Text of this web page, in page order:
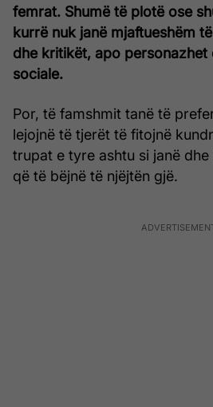
femrat. Shumë të plotë ose
kurrë nuk janë mjaftueshëm
dhe kritikët, apo personazhet
sociale.
Por, të famshmit tanë të
lejojnë të tjerët të fitojnë
trupat e tyre ashtu si janë
që të bëjnë të njëjtën gjë.